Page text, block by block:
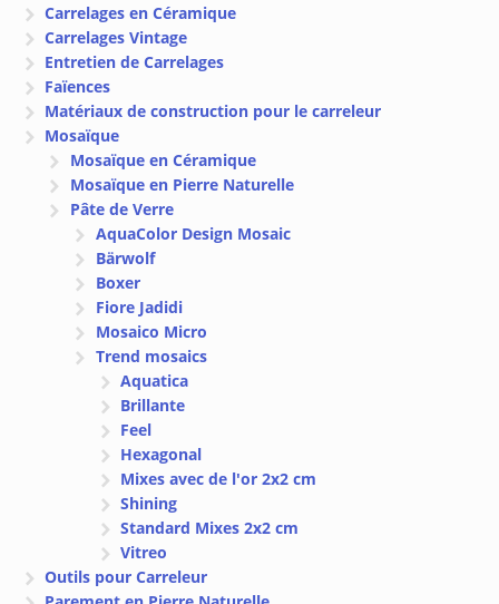
Carrelages en Céramique
Carrelages Vintage
Entretien de Carrelages
Faïences
Matériaux de construction pour le carreleur
Mosaïque
Mosaïque en Céramique
Mosaïque en Pierre Naturelle
Pâte de Verre
AquaColor Design Mosaic
Bärwolf
Boxer
Fiore Jadidi
Mosaico Micro
Trend mosaics
Aquatica
Brillante
Feel
Hexagonal
Mixes avec de l'or 2x2 cm
Shining
Standard Mixes 2x2 cm
Vitreo
Outils pour Carreleur